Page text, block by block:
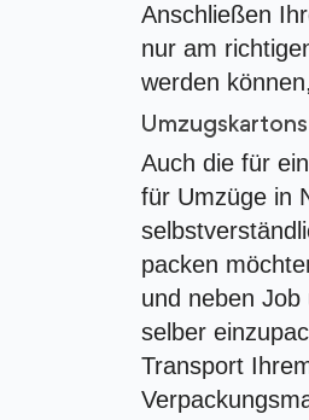
Anschließen
nur am
werden
Auch die für
für Umzüge in
packen
und neben
selber
Transport